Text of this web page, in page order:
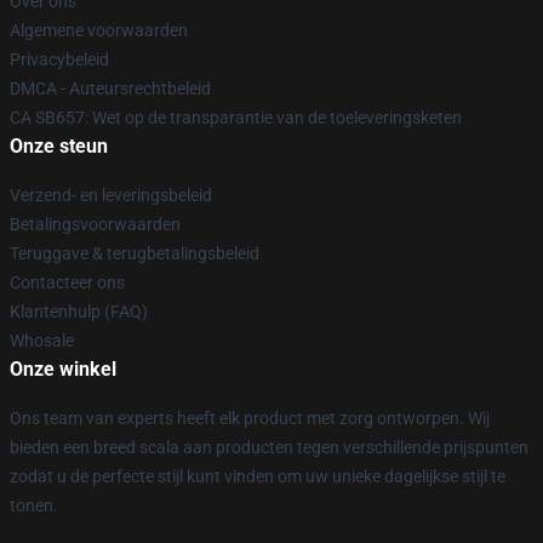
Algemene voorwaarden
Privacybeleid
DMCA - Auteursrechtbeleid
CA SB657: Wet op de transparantie van de toeleveringsketen
Onze steun
Verzend- en leveringsbeleid
Betalingsvoorwaarden
Teruggave & terugbetalingsbeleid
Contacteer ons
Klantenhulp (FAQ)
Whosale
Onze winkel
Ons team van experts heeft elk product met zorg ontworpen. Wij
bieden een breed scala aan producten tegen verschillende prijspunten
zodat u de perfecte stijl kunt vinden om uw unieke dagelijkse stijl te
tonen.